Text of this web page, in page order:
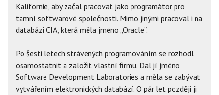
Kalifornie, aby začal pracovat jako programátor pro
tamní softwarové společnosti. Mimo jinými pracoval i na
databázi CIA, která měla jméno „Oracle“.
Po šesti letech strávených programováním se rozhodl
osamostatnit a založit vlastní firmu. Dal jí jméno
Software Development Laboratories a měla se zabývat
vytvářením elektronických databází. O pár let později ji